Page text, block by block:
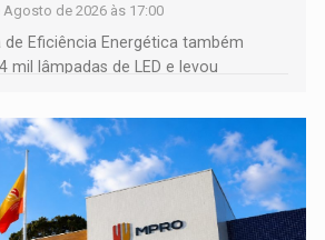
Agosto de 2026 às 17:00
Eficiência Energética também
mil lâmpadas de LED e levou